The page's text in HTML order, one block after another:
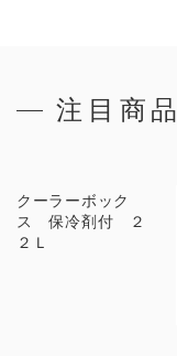
注目商品
クーラーボック
ス 保冷剤付 ２
２Ｌ